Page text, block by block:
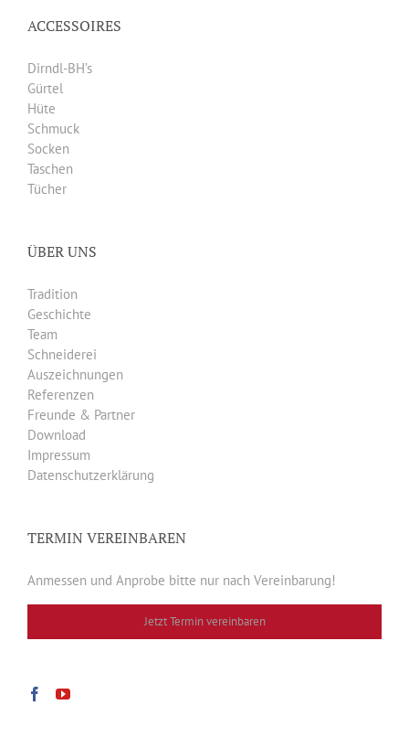
ACCESSOIRES
Dirndl-BH’s
Gürtel
Hüte
Schmuck
Socken
Taschen
Tücher
ÜBER UNS
Tradition
Geschichte
Team
Schneiderei
Auszeichnungen
Referenzen
Freunde & Partner
Download
Impressum
Datenschutzerklärung
TERMIN VEREINBAREN
Anmessen und Anprobe bitte nur nach Vereinbarung!
Jetzt Termin vereinbaren